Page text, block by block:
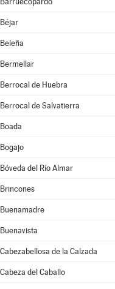
Béjar
Beleña
Bermellar
Berrocal de Huebra
Berrocal de Salvatierra
Boada
Bogajo
Bóveda del Río Almar
Brincones
Buenamadre
Buenavista
Cabezabellosa de la Calzada
Cabeza del Caballo